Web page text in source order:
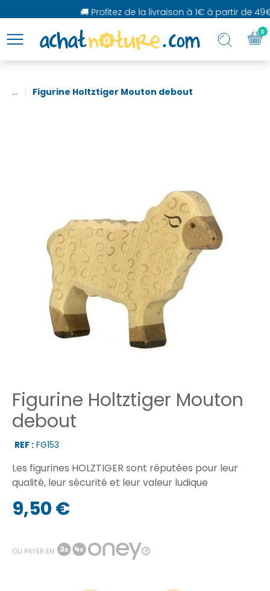
🚚 Profitez de la livraison à 1€ à partir de
... Figurine Holtztiger Mouton debout
Figurine Holtztiger Mouton
debout
REF : FG153
Les figurines HOLZTIGER sont réputées pour leur
qualité, leur sécurité et leur valeur ludique
9,50 €
OU PAYER EN
0